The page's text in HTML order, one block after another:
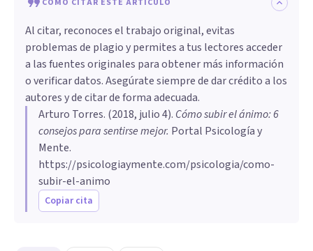
Al citar, reconoces el trabajo original, evitas
problemas de plagio y permites a tus lectores acceder
a las fuentes originales para obtener más información
o verificar datos. Asegúrate siempre de dar crédito a los
autores y de citar de forma adecuada.
Arturo Torres. (2018, julio 4). Cómo subir el ánimo: 6
consejos para sentirse mejor. Portal Psicología y
Mente.
https://psicologiaymente.com/psicologia/como-
subir-el-animo
Copiar cita